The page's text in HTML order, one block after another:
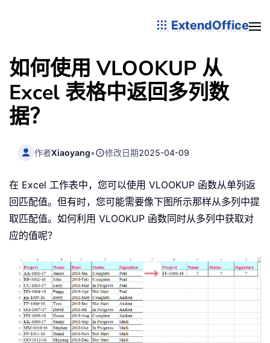
ExtendOffice
如何使用 VLOOKUP 从
Excel 表格中返回多列数
据？
作者Xiaoyang• 修改日期2025-04-09
在 Excel 工作表中，您可以使用 VLOOKUP 函数从单列返
回匹配值。但有时，您可能需要像下图所示那样从多列中提
取匹配值。如何利用 VLOOKUP 函数同时从多列中获取对
应的值呢？